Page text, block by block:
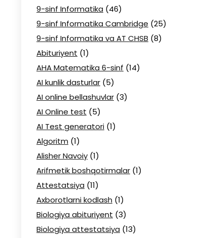
9-sinf Informatika (46)
9-sinf Informatika Cambridge (25)
9-sinf Informatika va AT CHSB (8)
Abituriyent (1)
AHA Matematika 6-sinf (14)
AI kunlik dasturlar (5)
AI online bellashuvlar (3)
AI Online test (5)
AI Test generatori (1)
Algoritm (1)
Alisher Navoiy (1)
Arifmetik boshqotirmalar (1)
Attestatsiya (11)
Axborotlarni kodlash (1)
Biologiya abituriyent (3)
Biologiya attestatsiya (13)